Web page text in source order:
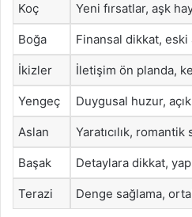
Koç Yeni fırsatlar, aşk
Boğa Finansal dikkat, eski
İkizler İletişim ön planda,
Yengeç Duygusal huzur,
Aslan Yaratıcılık,
Başak Detaylara dikkat,
Terazi Denge sağlama,